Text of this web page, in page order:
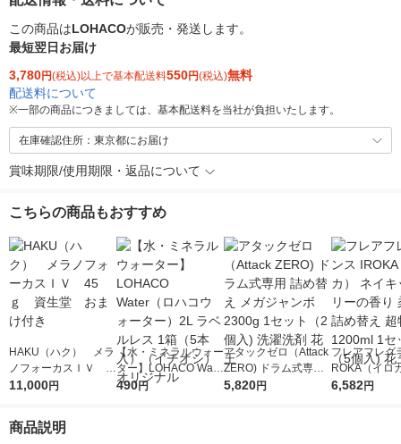
この商品はLOHACOが販売・発送します。
最短翌日お届け
3,780円(税込)以上で基本配送料550円(税込)無料
配送料について
※一部の商品につきましては、基本配送料を当社が負担いたします。
在庫確認住所：東京都にお届け
賞味期限/使用期限・返品について
こちらの商品もおすすめ
HAKU（ハク） メラ
ノフォーカスＩＶ 4
5ｇ 資生堂 おまけ
11,000円
【水・ミネラルウォー
ター】LOHACO Wate
r（ロハコウォータ
490円
アタックゼロ（Attack
ZERO) ドラム式専用
詰め替え メガジャン
5,820円
フレアフレグ
ROKA（イロ
イキッドリリ
6,582円
商品説明